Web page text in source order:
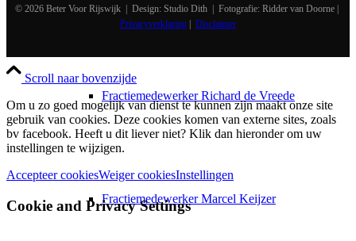
Fractiemedewerker Richard de Vreede
Fractiemedewerker Marcel Keijzer
© 2026 Beter Voor Rijswijk | Design: Studio Dith | Fotografie: Ridder van Doorne |
Privacyverklaring | Disclaimer
Scroll naar bovenzijde
Om u zo goed mogelijk van dienst te kunnen zijn maakt onze site
gebruik van cookies. Deze cookies komen van externe sites, zoals
bv facebook. Heeft u dit liever niet? Klik dan hieronder om uw
instellingen te wijzigen.
Accepteer cookiesWeiger cookiesInstellingen
Cookie and Privacy Settings